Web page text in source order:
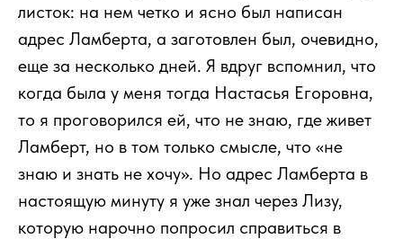
листок: на нем четко и ясно был написан
адрес Ламберта, а заготовлен был, очевидно,
еще за несколько дней. Я вдруг вспомнил, что
когда была у меня тогда Настасья Егоровна,
то я проговорился ей, что не знаю, где живет
Ламберт, но в том только смысле, что «не
знаю и знать не хочу». Но адрес Ламберта в
настоящую минуту я уже знал через Лизу,
которую нарочно попросил справиться в